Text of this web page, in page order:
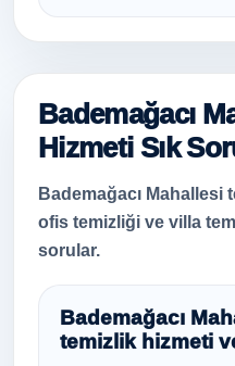
Bademağacı
Hizmeti Sık
Bademağacı
ofis temizliği ve villa
sorular.
Bademağacı
temizlik hizmeti